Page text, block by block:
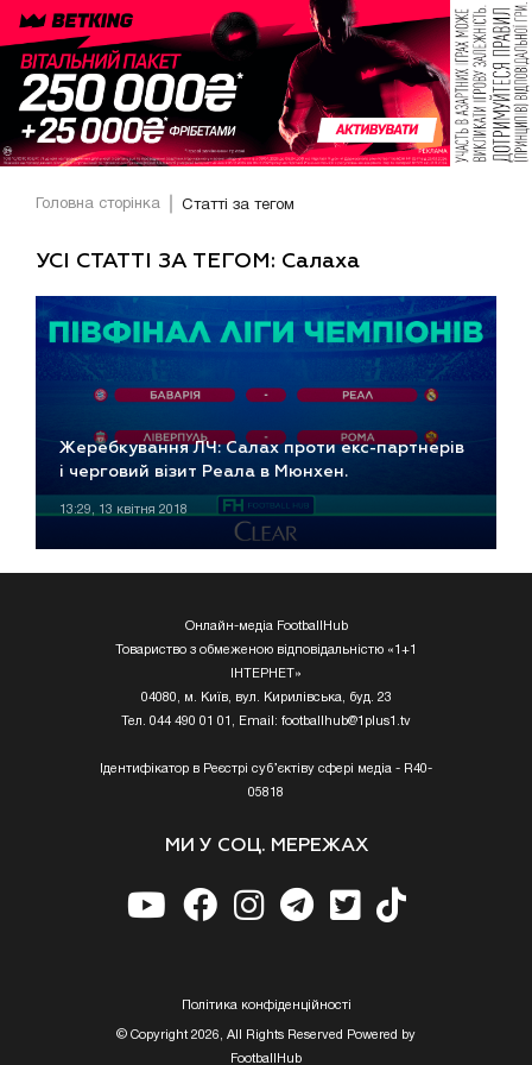
Головна сторінка Статті за тегом
УСІ СТАТТІ ЗА ТЕГОМ: Салаха
Жеребкування ЛЧ: Салах проти екс-партнерів
і черговий візит Реала в Мюнхен.
13:29, 13 квітня 2018
Онлайн-медіа FootballHub
Товариство з обмеженою відповідальністю «1+1
ІНТЕРНЕТ»
04080, м. Київ, вул. Кирилівська, буд. 23
Тел. 044 490 01 01, Email: footballhub@1plus1.tv
Ідентифікатор в Реєстрі суб’єктіву сфері медіа - R40-
05818
МИ У СОЦ. МЕРЕЖАХ
Полiтика конфiденцiйностi
© Copyright 2026, All Rights Reserved Powered by
FootballHub